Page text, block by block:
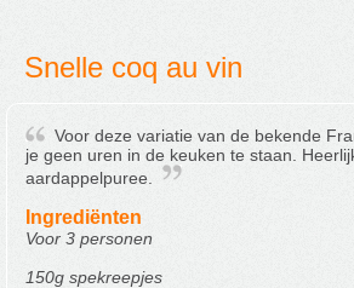
Snelle coq au vin
Voor deze variatie van de bekende
je geen uren in de keuken te staan.
aardappelpuree.
Ingrediënten
Voor 3 personen
150g spekreepjes